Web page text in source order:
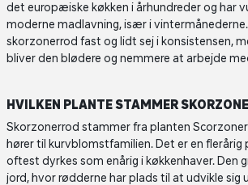
det europæiske køkken i århundreder og har
moderne madlavning, især i
skorzonerrod fast og lidt sej i konsistensen,
bliver den blødere og nemmere at arbejde
HVILKEN PLANTE STAMMER
Skorzonerrod stammer fra planten
hører til kurvblomstfamilien. Det er en flerårig
oftest dyrkes som enårig i køkkenhaver. Den
jord, hvor rødderne har plads til at udvikle sig